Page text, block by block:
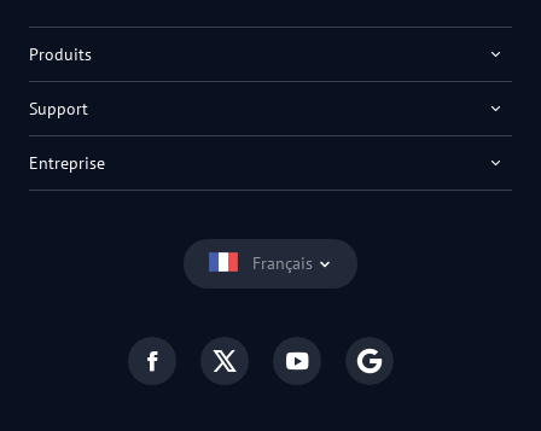
Français
Produits
Support
Entreprise